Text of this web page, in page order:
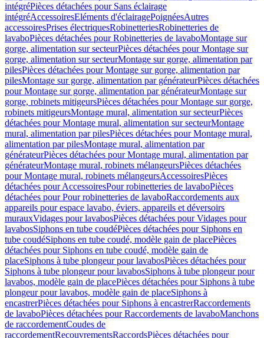
intégréPièces détachées pour Sans éclairage
intégréAccessoiresEléments d'éclairagePoignéesAutres
accessoiresPrises électriquesRobinetteriesRobinetteries de
lavaboPièces détachées pour Robinetteries de lavaboMontage sur
gorge, alimentation sur secteurPièces détachées pour Montage sur
gorge, alimentation sur secteurMontage sur gorge, alimentation par
pilesPièces détachées pour Montage sur gorge, alimentation par
pilesMontage sur gorge, alimentation par générateurPièces détachées
pour Montage sur gorge, alimentation par générateurMontage sur
gorge, robinets mitigeursPièces détachées pour Montage sur gorge,
robinets mitigeursMontage mural, alimentation sur secteurPièces
détachées pour Montage mural, alimentation sur secteurMontage
mural, alimentation par pilesPièces détachées pour Montage mural,
alimentation par pilesMontage mural, alimentation par
générateurPièces détachées pour Montage mural, alimentation par
générateurMontage mural, robinets mélangeursPièces détachées
pour Montage mural, robinets mélangeursAccessoiresPièces
détachées pour AccessoiresPour robinetteries de lavaboPièces
détachées pour Pour robinetteries de lavaboRaccordements aux
appareils pour espace lavabo, éviers, appareils et déversoirs
murauxVidages pour lavabosPièces détachées pour Vidages pour
lavabosSiphons en tube coudéPièces détachées pour Siphons en
tube coudéSiphons en tube coudé, modèle gain de placePièces
détachées pour Siphons en tube coudé, modèle gain de
placeSiphons à tube plongeur pour lavabosPièces détachées pour
Siphons à tube plongeur pour lavabosSiphons à tube plongeur pour
lavabos, modèle gain de placePièces détachées pour Siphons à tube
plongeur pour lavabos, modèle gain de placeSiphons à
encastrerPièces détachées pour Siphons à encastrerRaccordements
de lavaboPièces détachées pour Raccordements de lavaboManchons
de raccordementCoudes de
raccordementRecouvrementsRaccordsPièces détachées pour